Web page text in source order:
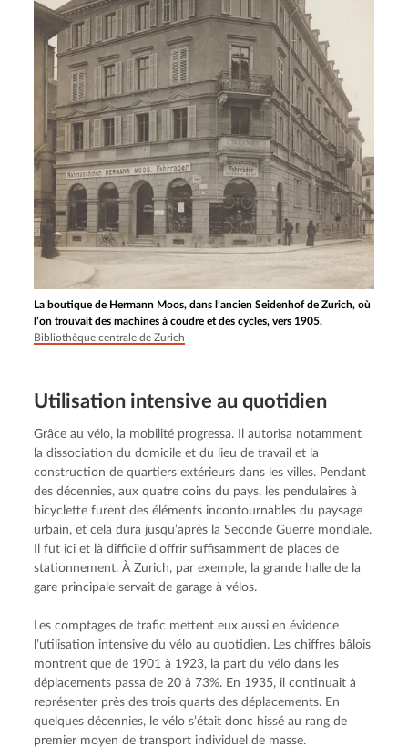
La boutique de Hermann Moos, dans l’ancien Seidenhof de Zurich, où
l’on trouvait des machines à coudre et des cycles, vers 1905.
Bibliothèque centrale de Zurich
Utilisa­tion intensive au quotidien
Grâce au vélo, la mobilité progressa. Il autorisa notamment
la dissociation du domicile et du lieu de travail et la
construction de quartiers extérieurs dans les villes. Pendant
des décennies, aux quatre coins du pays, les pendulaires à
bicyclette furent des éléments incontournables du paysage
urbain, et cela dura jusqu’après la Seconde Guerre mondiale.
Il fut ici et là difficile d’offrir suffisamment de places de
stationnement. À Zurich, par exemple, la grande halle de la
gare principale servait de garage à vélos.
Les comptages de trafic mettent eux aussi en évidence
l’utilisation intensive du vélo au quotidien. Les chiffres bâlois
montrent que de 1901 à 1923, la part du vélo dans les
déplacements passa de 20 à 73%. En 1935, il continuait à
représenter près des trois quarts des déplacements. En
quelques décennies, le vélo s’était donc hissé au rang de
premier moyen de transport individuel de masse.